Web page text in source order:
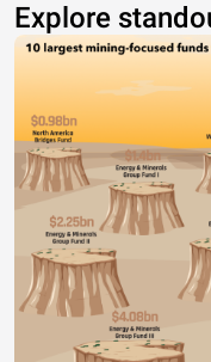
Explore